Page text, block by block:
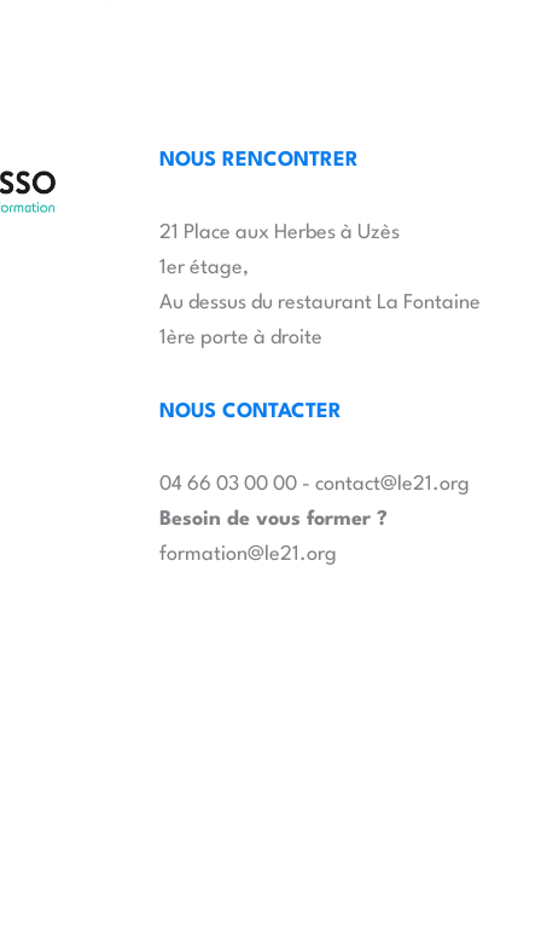
NOUS RENCONTRER
21 Place aux Herbes à Uzès
1er étage,
Au dessus du restaurant La Fontaine
1ère porte à droite
NOUS CONTACTER
04 66 03 00 00 - contact@le21.org
Besoin de vous former ?
formation@le21.org